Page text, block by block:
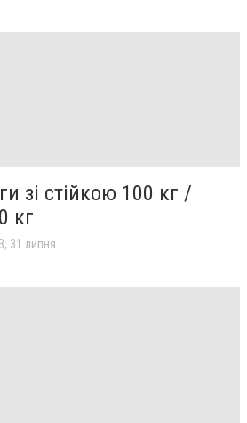
зі стійкою 100 кг /
кг
31 липня